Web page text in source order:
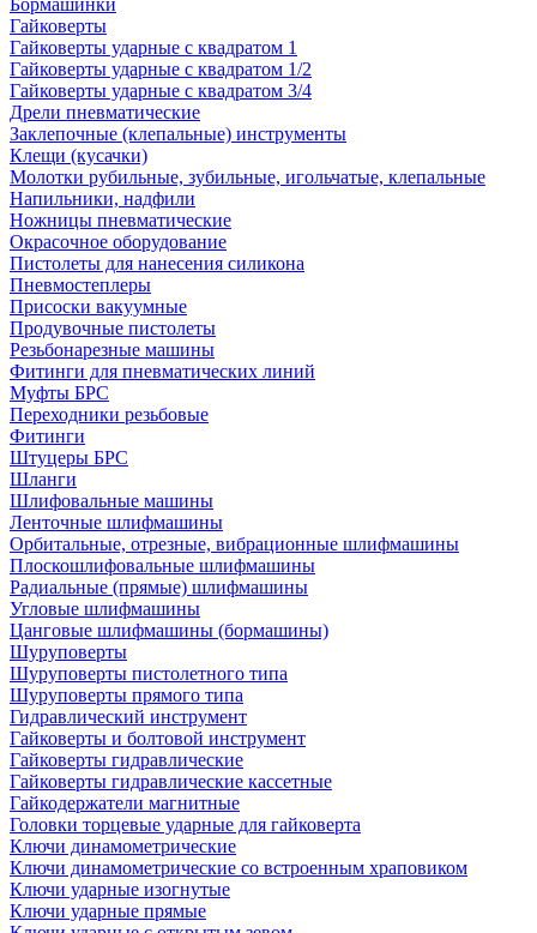
Бормашинки
Гайковерты
Гайковерты ударные с квадратом 1
Гайковерты ударные с квадратом 1/2
Гайковерты ударные с квадратом 3/4
Дрели пневматические
Заклепочные (клепальные) инструменты
Клещи (кусачки)
Молотки рубильные, зубильные, игольчатые, клепальные
Напильники, надфили
Ножницы пневматические
Окрасочное оборудование
Пистолеты для нанесения силикона
Пневмостеплеры
Присоски вакуумные
Продувочные пистолеты
Резьбонарезные машины
Фитинги для пневматических линий
Муфты БРС
Переходники резьбовые
Фитинги
Штуцеры БРС
Шланги
Шлифовальные машины
Ленточные шлифмашины
Орбитальные, отрезные, вибрационные шлифмашины
Плоскошлифовальные шлифмашины
Радиальные (прямые) шлифмашины
Угловые шлифмашины
Цанговые шлифмашины (бормашины)
Шуруповерты
Шуруповерты пистолетного типа
Шуруповерты прямого типа
Гидравлический инструмент
Гайковерты и болтовой инструмент
Гайковерты гидравлические
Гайковерты гидравлические кассетные
Гайкодержатели магнитные
Головки торцевые ударные для гайковерта
Ключи динамометрические
Ключи динамометрические со встроенным храповиком
Ключи ударные изогнутые
Ключи ударные прямые